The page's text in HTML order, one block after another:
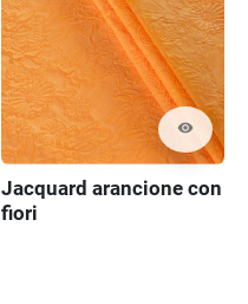
visibility
Jacquard arancione con
fiori